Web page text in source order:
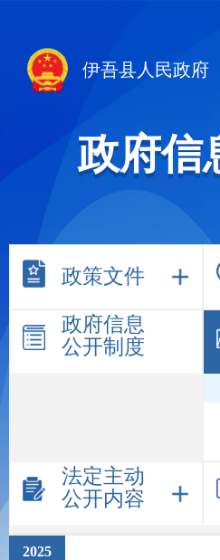
伊吾县人民政府
政府信
政策文件
政府信息
公开制度
法定主动
公开内容
2025